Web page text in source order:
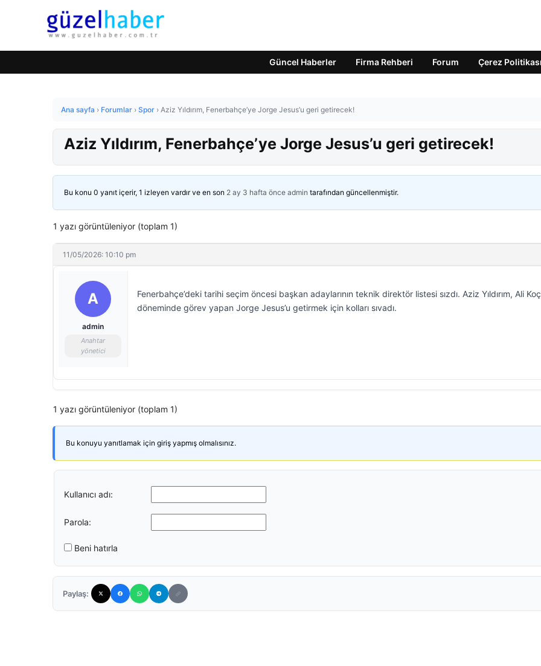
Güncel Haberler Firma Rehberi Forum Çerez Politikası
Ana sayfa › Forumlar › Spor › Aziz Yıldırım, Fenerbahçe’ye Jorge Jesus’u geri getirecek!
Aziz Yıldırım, Fenerbahçe’ye Jorge Jesus’u geri getirecek!
Bu konu 0 yanıt içerir, 1 izleyen vardır ve en son 2 ay 3 hafta önce admin tarafından güncellenmiştir.
1 yazı görüntüleniyor (toplam 1)
11/05/2026: 10:10 pm
A
admin
Anahtar
yönetici
Fenerbahçe’deki tarihi seçim öncesi başkan adaylarının teknik direktör listesi sızdı. Aziz Yıldırım, Ali Koç
döneminde görev yapan Jorge Jesus’u getirmek için kolları sıvadı.
1 yazı görüntüleniyor (toplam 1)
Bu konuyu yanıtlamak için giriş yapmış olmalısınız.
Kullanıcı adı:
Parola:
Beni hatırla
Paylaş: